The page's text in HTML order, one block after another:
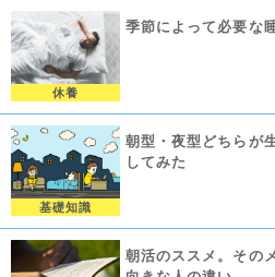
休養
季節によって必要な
基礎知識
朝型・夜型どちらが
してみた
朝活のススメ。その